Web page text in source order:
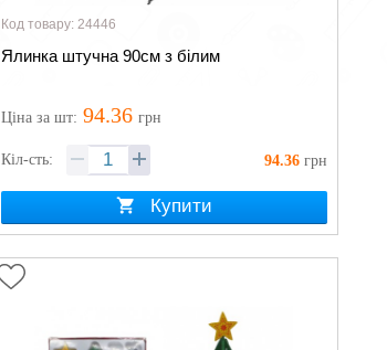
Код товару: 24446
Ялинка штучна 90см з білим
Ціназа шт: 94.36 грн
Кіл-сть: 94.36 грн
Купити